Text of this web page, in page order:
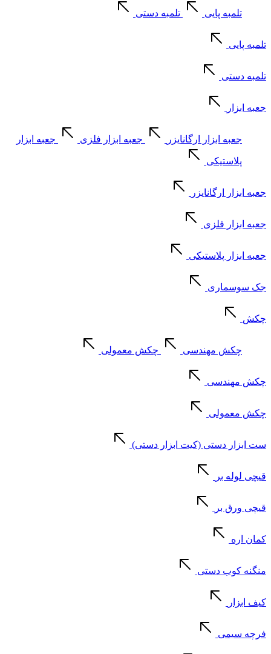
تلمبه پایی تلمبه دستی
تلمبه پایی
تلمبه دستی
جعبه ابزار
جعبه ابزار ارگانایزر جعبه ابزار فلزی جعبه ابزار
پلاستیکی
جعبه ابزار ارگانایزر
جعبه ابزار فلزی
جعبه ابزار پلاستیکی
جک سوسماری
چکش
چکش مهندسی چکش معمولی
چکش مهندسی
چکش معمولی
ست ابزار دستی (کیت ابزار دستی)
قیچی لوله بر
قیچی ورق بر
کمان اره
منگنه کوب دستی
کیف ابزار
فرچه سیمی